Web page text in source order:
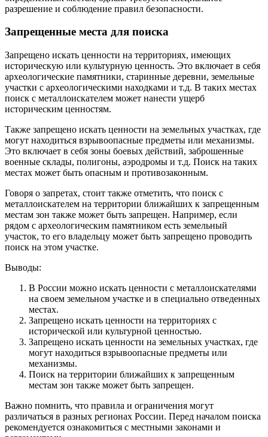
разрешение и соблюдение правил безопасности.
Запрещенные места для поиска
Запрещено искать ценности на территориях, имеющих
историческую или культурную ценность. Это включает в себя
археологические памятники, старинные деревни, земельные
участки с археологическими находками и т.д. В таких местах
поиск с металлоискателем может нанести ущерб
историческим ценностям.
Также запрещено искать ценности на земельных участках, где
могут находиться взрывоопасные предметы или механизмы.
Это включает в себя зоны боевых действий, заброшенные
военные склады, полигоны, аэродромы и т.д. Поиск на таких
местах может быть опасным и противозаконным.
Говоря о запретах, стоит также отметить, что поиск с
металлоискателем на территории ближайших к запрещенным
местам зон также может быть запрещен. Например, если
рядом с археологическим памятником есть земельный
участок, то его владельцу может быть запрещено проводить
поиск на этом участке.
Выводы:
В России можно искать ценности с металлоискателями
на своем земельном участке и в специально отведенных
местах.
Запрещено искать ценности на территориях с
исторической или культурной ценностью.
Запрещено искать ценности на земельных участках, где
могут находиться взрывоопасные предметы или
механизмы.
Поиск на территории ближайших к запрещенным
местам зон также может быть запрещен.
Важно помнить, что правила и ограничения могут
различаться в разных регионах России. Перед началом поиска
рекомендуется ознакомиться с местными законами и